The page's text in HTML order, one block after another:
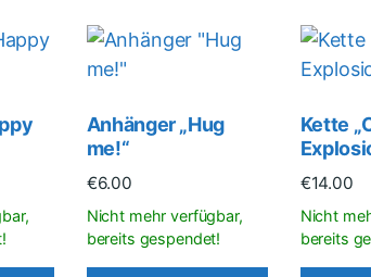
Anhänger „Hug
me!“
€6.00
Kette
€14.00